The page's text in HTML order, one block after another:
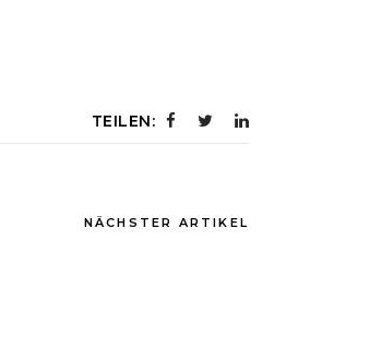
TEILEN:
NÄCHSTER ARTIKEL